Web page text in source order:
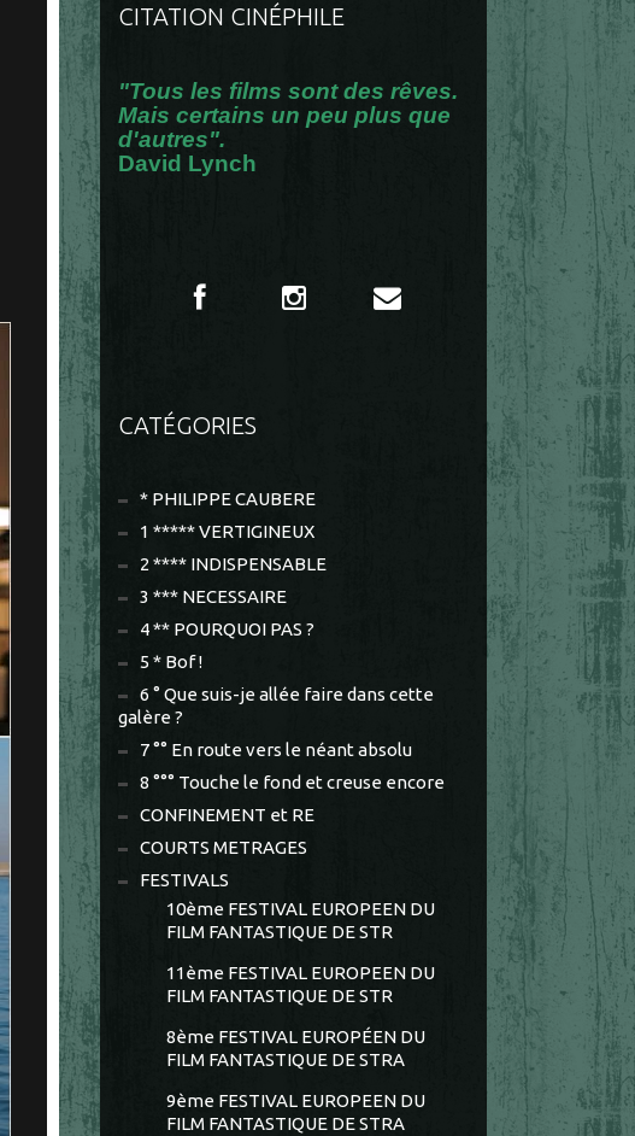
CITATION CINÉPHILE
"Tous les films sont des rêves.
Mais certains un peu plus que
d'autres".
David Lynch
CATÉGORIES
* PHILIPPE CAUBERE
1 ***** VERTIGINEUX
2 **** INDISPENSABLE
3 *** NECESSAIRE
4 ** POURQUOI PAS ?
5 * Bof !
6 ° Que suis-je allée faire dans cette
galère ?
7 °° En route vers le néant absolu
8 °°° Touche le fond et creuse encore
CONFINEMENT et RE
COURTS METRAGES
FESTIVALS
10ème FESTIVAL EUROPEEN DU
FILM FANTASTIQUE DE STR
11ème FESTIVAL EUROPEEN DU
FILM FANTASTIQUE DE STR
8ème FESTIVAL EUROPÉEN DU
FILM FANTASTIQUE DE STRA
9ème FESTIVAL EUROPEEN DU
FILM FANTASTIQUE DE STRA